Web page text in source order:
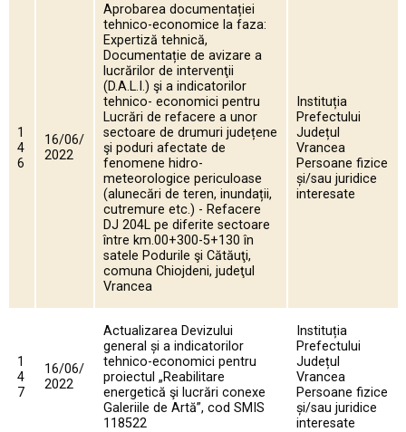
1
4
6
16/06/
2022
Aprobarea documentației
tehnico-economice la faza:
Expertiză tehnică,
Documentație de avizare a
lucrărilor de intervenţii
(D.A.L.I.) şi a indicatorilor
tehnico- economici pentru
Lucrări de refacere a unor
sectoare de drumuri județene
şi poduri afectate de
fenomene hidro-
meteorologice periculoase
(alunecări de teren, inundații,
cutremure etc.) - Refacere
DJ 204L pe diferite sectoare
între km.00+300-5+130 în
satele Podurile şi Cătăuţi,
comuna Chiojdeni, judeţul
Vrancea
Instituția
Prefectului
Județul
Vrancea
Persoane fizice
și/sau juridice
interesate
1
4
7
16/06/
2022
Actualizarea Devizului
general și a indicatorilor
tehnico-economici pentru
proiectul „Reabilitare
energetică şi lucrări conexe
Galeriile de Artă”, cod SMIS
118522
Instituția
Prefectului
Județul
Vrancea
Persoane fizice
și/sau juridice
interesate